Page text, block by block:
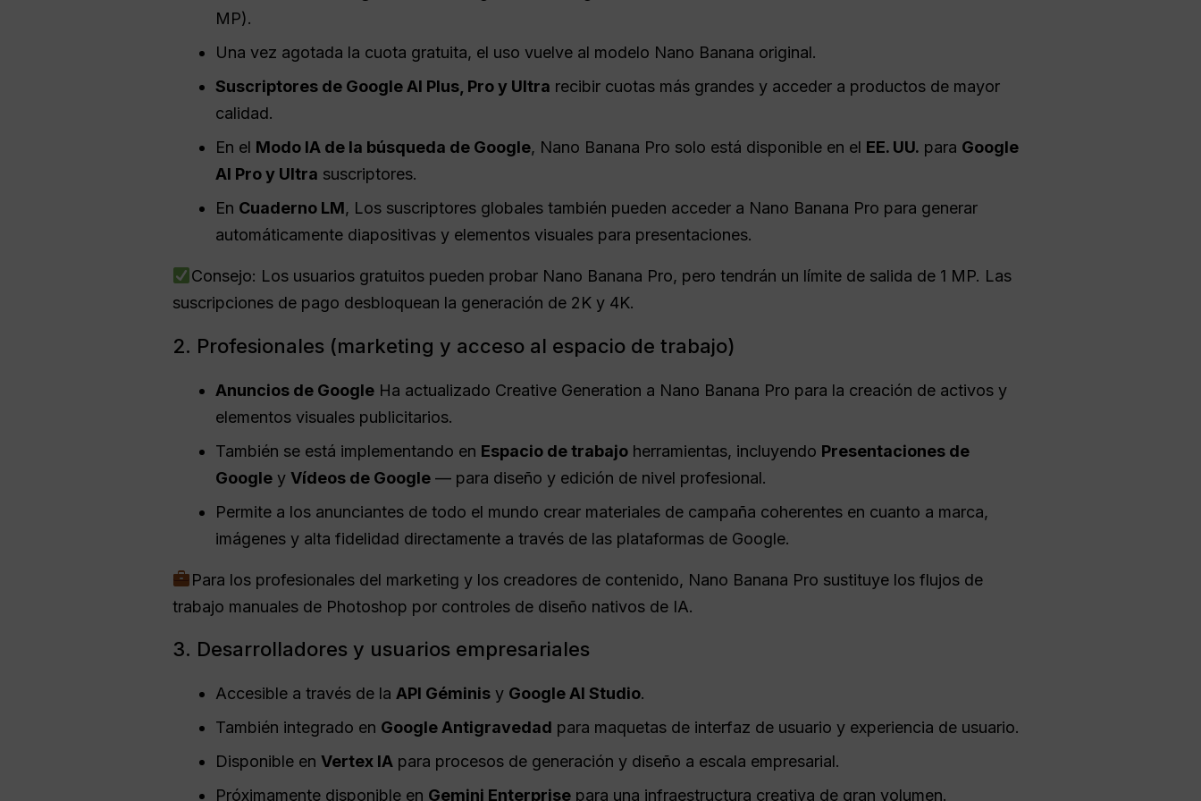
MP).
Una vez agotada la cuota gratuita, el uso vuelve al modelo Nano Banana original.
Suscriptores de Google AI Plus, Pro y Ultra recibir cuotas más grandes y acceder a productos de mayor
calidad.
En el Modo IA de la búsqueda de Google, Nano Banana Pro solo está disponible en el EE. UU. para Google
AI Pro y Ultra suscriptores.
En Cuaderno LM, Los suscriptores globales también pueden acceder a Nano Banana Pro para generar
automáticamente diapositivas y elementos visuales para presentaciones.
Consejo: Los usuarios gratuitos pueden probar Nano Banana Pro, pero tendrán un límite de salida de 1 MP. Las
suscripciones de pago desbloquean la generación de 2K y 4K.
2. Profesionales (marketing y acceso al espacio de trabajo)
Anuncios de Google Ha actualizado Creative Generation a Nano Banana Pro para la creación de activos y
elementos visuales publicitarios.
También se está implementando en Espacio de trabajo herramientas, incluyendo Presentaciones de
Google y Vídeos de Google — para diseño y edición de nivel profesional.
Permite a los anunciantes de todo el mundo crear materiales de campaña coherentes en cuanto a marca,
imágenes y alta fidelidad directamente a través de las plataformas de Google.
Para los profesionales del marketing y los creadores de contenido, Nano Banana Pro sustituye los flujos de
trabajo manuales de Photoshop por controles de diseño nativos de IA.
3. Desarrolladores y usuarios empresariales
Accesible a través de la API Géminis y Google AI Studio.
También integrado en Google Antigravedad para maquetas de interfaz de usuario y experiencia de usuario.
Disponible en Vertex IA para procesos de generación y diseño a escala empresarial.
Próximamente disponible en Gemini Enterprise para una infraestructura creativa de gran volumen.